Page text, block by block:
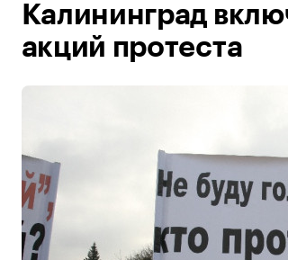
Калининград
акций протеста